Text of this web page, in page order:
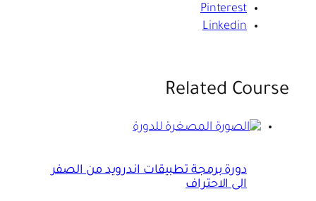
Pinterest
Linkedin
Related Course
دورة برمجة تطبيقات اندرويد من الصفر
الى الاحتراف